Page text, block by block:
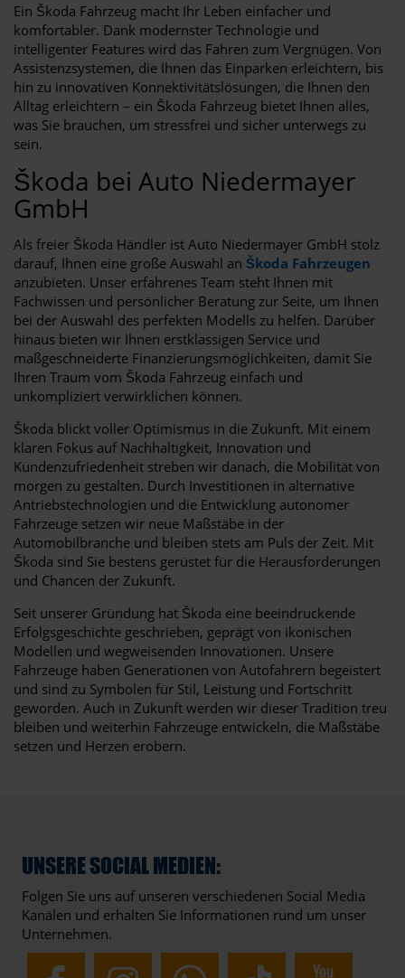
Ein Škoda Fahrzeug macht Ihr Leben einfacher und
komfortabler. Dank modernster Technologie und
intelligenter Features wird das Fahren zum Vergnügen. Von
Assistenzsystemen, die Ihnen das Einparken erleichtern, bis
hin zu innovativen Konnektivitätslösungen, die Ihnen den
Alltag erleichtern – ein Škoda Fahrzeug bietet Ihnen alles,
was Sie brauchen, um stressfrei und sicher unterwegs zu
sein.
Škoda bei Auto Niedermayer
GmbH
Als freier Škoda Händler ist Auto Niedermayer GmbH stolz
darauf, Ihnen eine große Auswahl an Škoda Fahrzeugen
anzubieten. Unser erfahrenes Team steht Ihnen mit
Fachwissen und persönlicher Beratung zur Seite, um Ihnen
bei der Auswahl des perfekten Modells zu helfen. Darüber
hinaus bieten wir Ihnen erstklassigen Service und
maßgeschneiderte Finanzierungsmöglichkeiten, damit Sie
Ihren Traum vom Škoda Fahrzeug einfach und
unkompliziert verwirklichen können.
Škoda blickt voller Optimismus in die Zukunft. Mit einem
klaren Fokus auf Nachhaltigkeit, Innovation und
Kundenzufriedenheit streben wir danach, die Mobilität von
morgen zu gestalten. Durch Investitionen in alternative
Antriebstechnologien und die Entwicklung autonomer
Fahrzeuge setzen wir neue Maßstäbe in der
Automobilbranche und bleiben stets am Puls der Zeit. Mit
Škoda sind Sie bestens gerüstet für die Herausforderungen
und Chancen der Zukunft.
Seit unserer Gründung hat Škoda eine beeindruckende
Erfolgsgeschichte geschrieben, geprägt von ikonischen
Modellen und wegweisenden Innovationen. Unsere
Fahrzeuge haben Generationen von Autofahrern begeistert
und sind zu Symbolen für Stil, Leistung und Fortschritt
geworden. Auch in Zukunft werden wir dieser Tradition treu
bleiben und weiterhin Fahrzeuge entwickeln, die Maßstäbe
setzen und Herzen erobern.
UNSERE SOCIAL MEDIEN:
Folgen Sie uns auf unseren verschiedenen Social Media
Kanälen und erhalten Sie Informationen rund um unser
Unternehmen.